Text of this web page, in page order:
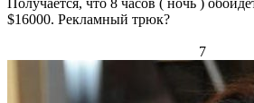
Получается, что 8 часов ( ночь )
$16000. Рекламный трюк?
7